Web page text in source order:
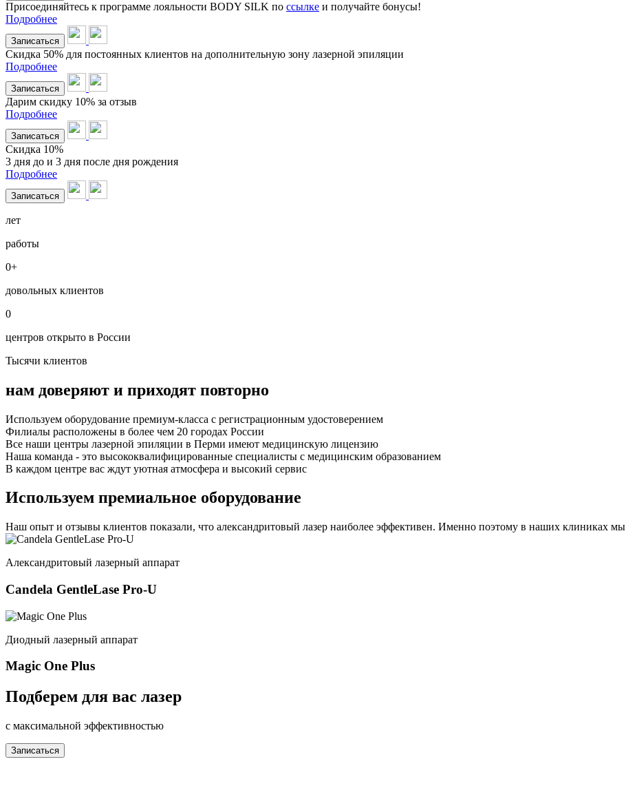
Присоединяйтесь к программе лояльности BODY SILK по ссылке и получайте бонусы!
Подробнее
Записаться
Cкидка 50% для постоянных клиентов на дополнительную зону лазерной эпиляции
Подробнее
Записаться
Дарим скидку 10% за отзыв
Подробнее
Записаться
Скидка 10%
3 дня до и 3 дня после дня рождения
Подробнее
Записаться
лет
работы
0+
довольных клиентов
0
центров открыто в России
Тысячи клиентов
нам доверяют и приходят повторно
Используем оборудование премиум-класса с регистрационным удостоверением
Филиалы расположены в более чем 20 городах России
Все наши центры лазерной эпиляции в Перми имеют медицинскую лицензию
Наша команда - это высококвалифици­ро­ванные специалисты с медицинским образованием
В каждом центре вас ждут уютная атмосфера и высокий сервис
Используем премиальное оборудование
Наш опыт и отзывы клиентов показали, что александритовый лазер наиболее эффективен. Именно поэтому в наших клиниках
Александритовый лазерный аппарат
Candela GentleLase Pro-U
Диодный лазерный аппарат
Magic One Plus
Подберем для вас лазер
с максимальной эффективностью
Записаться